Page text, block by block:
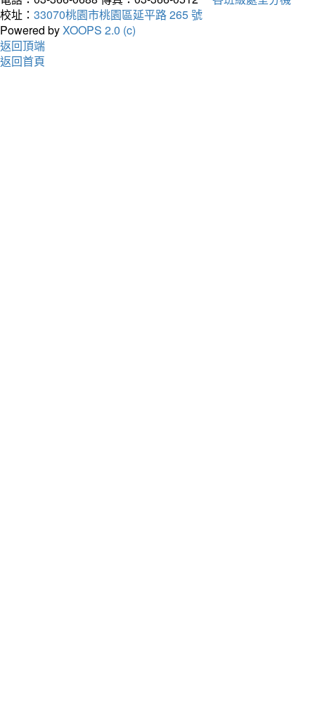
校址： 33070桃園市桃園區延平路 265 號
Powered byXOOPS 2.0 (c)
返回頂端
返回首頁